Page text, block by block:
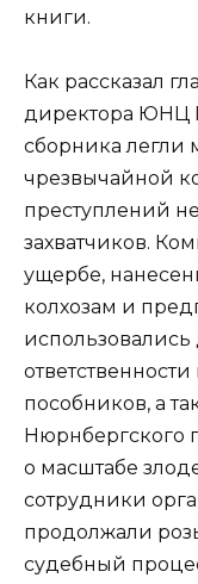
книги.
Как рассказал
директора ЮНЦ
сборника легли
чрезвычайной
преступлений
захватчиков.
ущербе,
колхозам и
пособников, а
Нюрнбергского
о масштабе
сотрудники
продолжали
судебный